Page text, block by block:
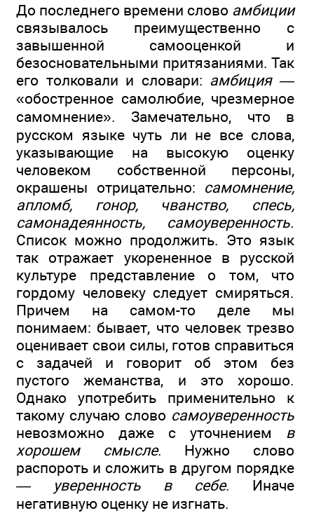
До последнего времени слово амбиции
связывалось преимущественно с
завышенной самооценкой и
безосновательными притязаниями. Так
его толковали и словари: амбиция —
«обостренное самолюбие, чрезмерное
самомнение». Замечательно, что в
русском языке чуть ли не все слова,
указывающие на высокую оценку
человеком собственной персоны,
окрашены отрицательно: самомнение,
апломб, гонор, чванство, спесь,
самонадеянность, самоуверенность.
Список можно продолжить. Это язык
так отражает укорененное в русской
культуре представление о том, что
гордому человеку следует смиряться.
Причем на самом-то деле мы
понимаем: бывает, что человек трезво
оценивает свои силы, готов справиться
с задачей и говорит об этом без
пустого жеманства, и это хорошо.
Однако употребить применительно к
такому случаю слово самоуверенность
невозможно даже с уточнением в
хорошем смысле. Нужно слово
распороть и сложить в другом порядке
—
уверенность в себе. Иначе
негативную оценку не изгнать.